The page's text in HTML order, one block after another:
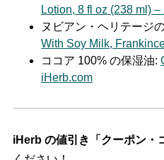
Lotion, 8 fl oz (238 ml)
ヌビアン・ヘリテージ
With Soy Milk,
ココア 100% の保湿油:
iHerb.com
iHerb の値引き「クーポン・